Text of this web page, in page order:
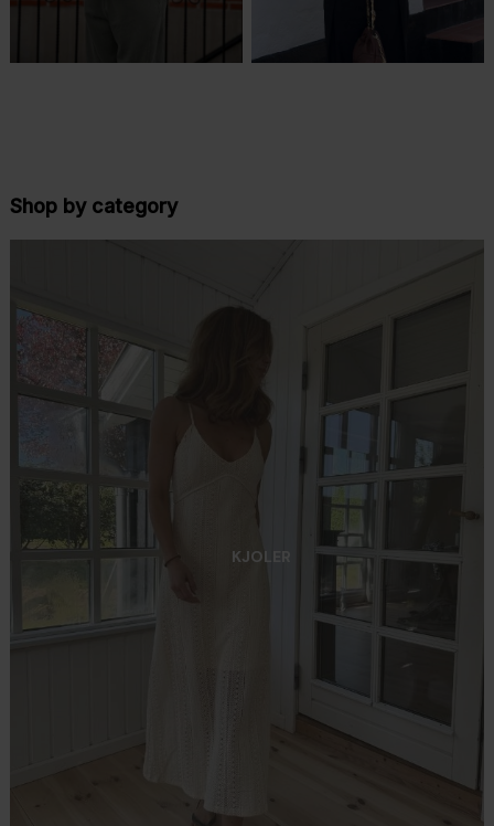
Shop by category
KJOLER